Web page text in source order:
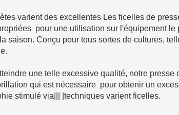
varient des excellentes Les ficelles de
pour une utilisation sur l'équipement
saison. Conçu pour tous sortes de cultures,
une telle excessive qualité, notre presse
qui est nécessaire pour obtenir un
stimulé via||| |techniques varient ficelles.